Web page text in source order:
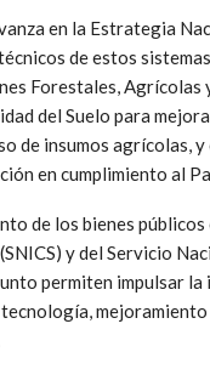
en la Estrategia
de estos
Forestales,
del Suelo para
de insumos agrícolas,
en cumplimiento al
de los bienes
y del Servicio
permiten impulsar